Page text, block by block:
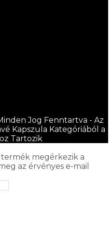
Jog Fenntartva - Az
Kapszula Kategóriából a
Tartozik
megérkezik a
az érvényes e-mail